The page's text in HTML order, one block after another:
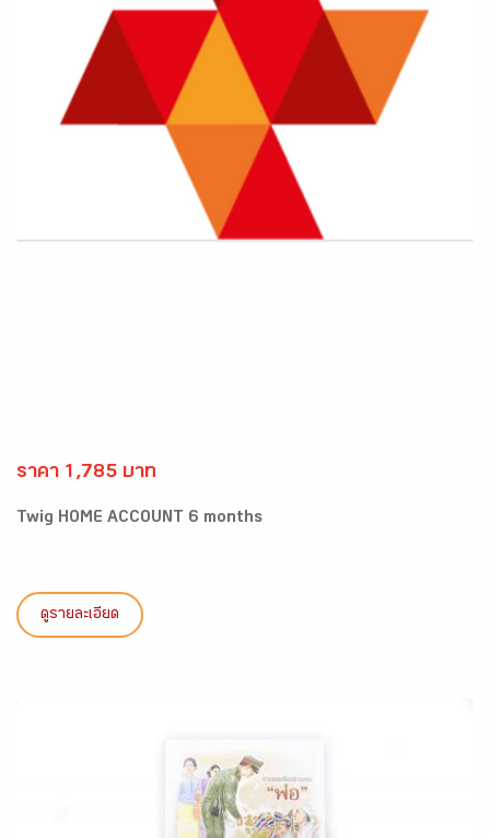
ราคา 1,785 บาท
Twig HOME ACCOUNT 6 months
ดูรายละเอียด